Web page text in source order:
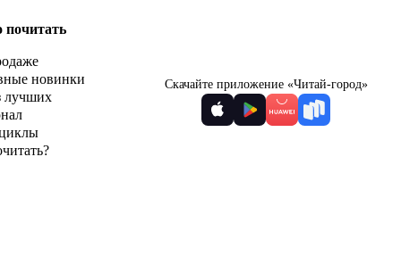
почитать
новинки
лучших
Скачайте приложение «Читай-город»